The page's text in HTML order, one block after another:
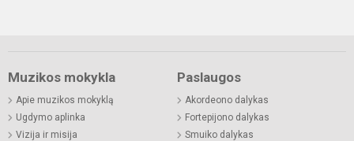
Muzikos mokykla
Apie muzikos mokyklą
Ugdymo aplinka
Vizija ir misija
Paslaugos
Akordeono dalykas
Fortepijono dalykas
Smuiko dalykas